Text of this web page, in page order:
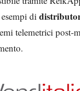
di
telemetrici post-